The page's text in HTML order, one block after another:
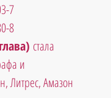
7
8
стала
и
Литрес, Амазон